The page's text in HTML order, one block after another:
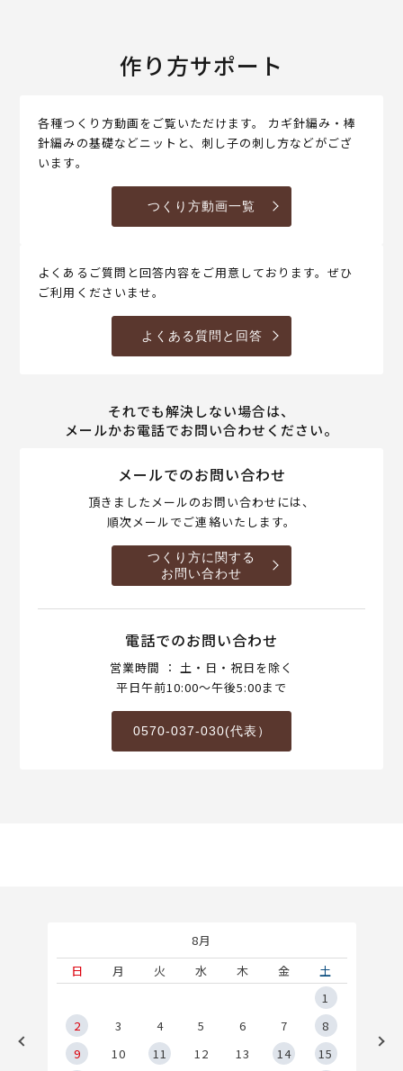
作り方サポート
各種つくり方動画をご覧いただけます。 カギ針編み・棒
針編みの基礎などニットと、刺し子の刺し方などがござ
います。
つくり方動画一覧
よくあるご質問と回答内容をご用意しております。ぜひ
ご利用くださいませ。
よくある質問と回答
それでも解決しない場合は、
メールかお電話でお問い合わせください。
メールでのお問い合わせ
頂きましたメールのお問い合わせには、
順次メールでご連絡いたします。
つくり方に関する
お問い合わせ
電話でのお問い合わせ
営業時間 ： 土・日・祝日を除く
平日午前10:00～午後5:00まで
0570-037-030(代表）
8月
日
月 火 水 木 金
土
1
2
3 4 5 6 7
8
9
10 11 12 13 14
15